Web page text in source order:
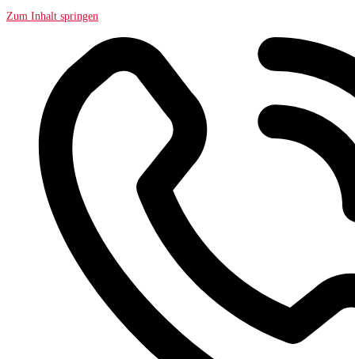
Zum Inhalt springen